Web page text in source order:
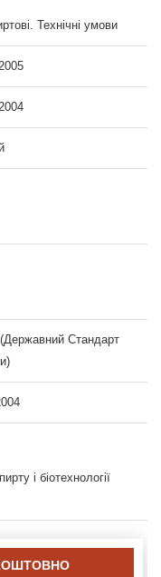
Технічні умови
Стандарт
і біотехнології